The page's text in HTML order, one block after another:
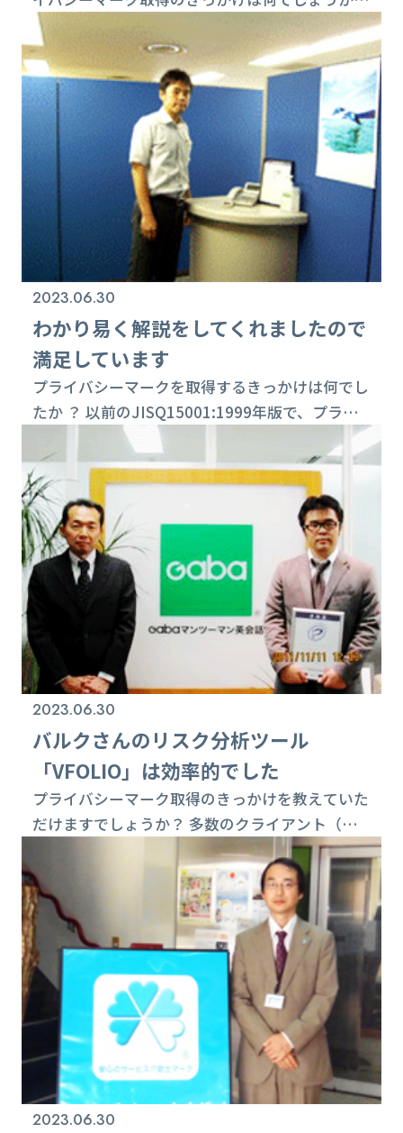
店舗におけるお客様の情報が一番重要です。商品
の特性上機微な情報も含みますのでとても気を
使っています。 どのような体制で構築してきまし
たか？ 安全対策委員会というのが社内にありま
して、個人情報保護を中心にしてやっているので
すが、その中でPマーク会議というのを週1回
やっていて、そこでルールを制定したりしていま
す。...
2023.06.30
わかり易く解説をしてくれましたので
満足しています
プライバシーマークを取得するきっかけは何でし
たか ？ 以前のJISQ15001:1999年版で、プライ
バシーマークを取得していましたが、2006年版
への移行時に、業務が多忙になり過ぎて、更新を
辞退しました。但し、昨今は名刺印刷も増えてき
てやはりお客様の信頼や信用度と社内のリスク低
減の手段として再度プライバシーマークを取得し
ました。 コンサルティング会社を使用の理由
は？ 自力取得も検討しましたが、担...
2023.06.30
バルクさんのリスク分析ツール
「VFOLIO」は効率的でした
プライバシーマーク取得のきっかけを教えていた
だけますでしょうか？ 多数のクライアント（受
講生）の情報や、過去から保有の４０万件を超え
る個人情報の取り扱いで何かしらの個人情報の保
護体制とリスクの低減は必要と考えていました。
また法人会員の企業様も1,000社を超える中、企
業としてのさらなる信頼性や他社との差別化も考
慮して２年ほど前から「プライバシーマーク」の
取得に向けて取り組みを始めました。 取得中に...
2023.06.30